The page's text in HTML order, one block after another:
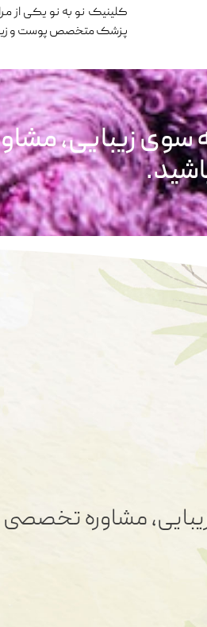
کلینیک نو به نو یکی از
پزشک متخصص پوست و
سوی زیبایی،
مشاوره تخصصی